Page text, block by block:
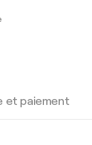
et paiement